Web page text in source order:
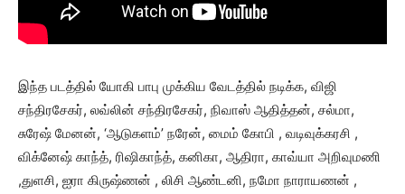
இந்த படத்தில் யோகி பாபு முக்கிய வேடத்தில் நடிக்க, விஜி
சந்திரசேகர், லவ்லின் சந்திரசேகர், நிவாஸ் ஆதித்தன், சல்மா,
சுரேஷ் மேனன், ‘ஆடுகளம்’ நரேன், மைம் கோபி , வடிவுக்கரசி ,
விக்னேஷ் காந்த், ரிஷிகாந்த், கனிகா, ஆதிரா, காவ்யா அறிவுமணி
,துளசி, ஐரா கிருஷ்ணன் , லிசி ஆண்டனி, நமோ நாராயணன் ,